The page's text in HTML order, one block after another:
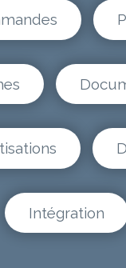
Intégration